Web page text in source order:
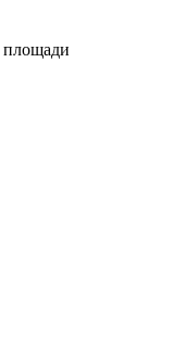
площади